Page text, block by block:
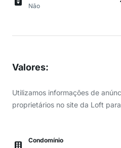
Não
Valores:
Utilizamos informações de
proprietários no site da Loft
Condomínio